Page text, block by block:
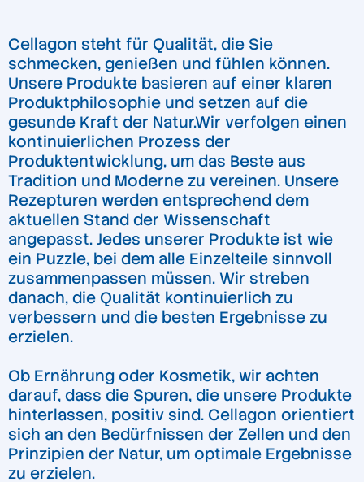
Cellagon steht für Qualität, die Sie
schmecken, genießen und fühlen können.
Unsere Produkte basieren auf einer klaren
Produktphilosophie und setzen auf die
gesunde Kraft der Natur.Wir verfolgen einen
kontinuierlichen Prozess der
Produktentwicklung, um das Beste aus
Tradition und Moderne zu vereinen. Unsere
Rezepturen werden entsprechend dem
aktuellen Stand der Wissenschaft
angepasst. Jedes unserer Produkte ist wie
ein Puzzle, bei dem alle Einzelteile sinnvoll
zusammenpassen müssen. Wir streben
danach, die Qualität kontinuierlich zu
verbessern und die besten Ergebnisse zu
erzielen.
Ob Ernährung oder Kosmetik, wir achten
darauf, dass die Spuren, die unsere Produkte
hinterlassen, positiv sind. Cellagon orientiert
sich an den Bedürfnissen der Zellen und den
Prinzipien der Natur, um optimale Ergebnisse
zu erzielen.